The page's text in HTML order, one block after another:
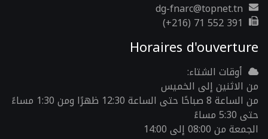
dg-fnarc@topnet.tn
(+216) 71 552 391
Horaires d'ouverture
أوقات الشتاء:
من الاثنين إلى الخميس
من الساعة 8 صباحًا حتى الساعة 12:30 ظهرًا ومن 1:30 مساءً
حتى 5:30 مساءً
الجمعة من 08:00 إلى 14:00